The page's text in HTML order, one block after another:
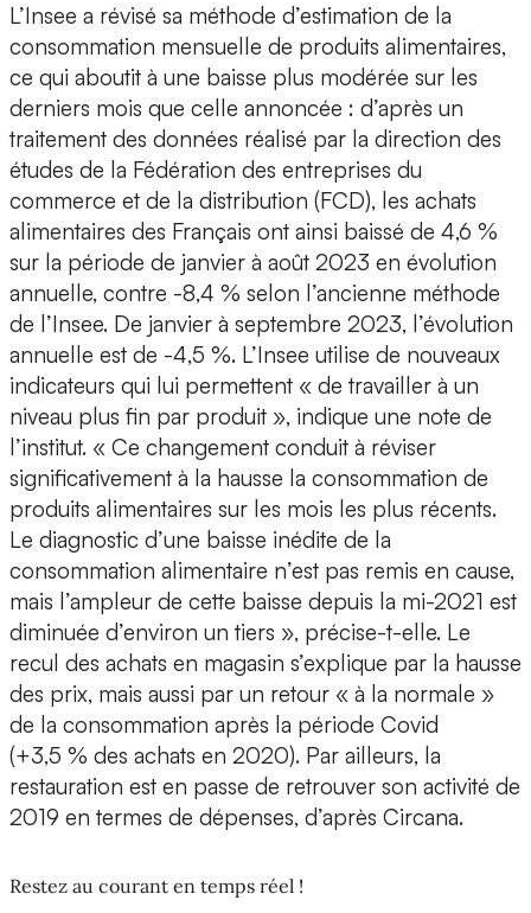
L’Insee a révisé sa méthode d’estimation de la
consommation mensuelle de produits alimentaires,
ce qui aboutit à une baisse plus modérée sur les
derniers mois que celle annoncée : d’après un
traitement des données réalisé par la direction des
études de la Fédération des entreprises du
commerce et de la distribution (FCD), les achats
alimentaires des Français ont ainsi baissé de 4,6 %
sur la période de janvier à août 2023 en évolution
annuelle, contre -8,4 % selon l’ancienne méthode
de l’Insee. De janvier à septembre 2023, l’évolution
annuelle est de -4,5 %. L’Insee utilise de nouveaux
indicateurs qui lui permettent « de travailler à un
niveau plus fin par produit », indique une note de
l’institut. « Ce changement conduit à réviser
significativement à la hausse la consommation de
produits alimentaires sur les mois les plus récents.
Le diagnostic d’une baisse inédite de la
consommation alimentaire n’est pas remis en cause,
mais l’ampleur de cette baisse depuis la mi-2021 est
diminuée d’environ un tiers », précise-t-elle. Le
recul des achats en magasin s’explique par la hausse
des prix, mais aussi par un retour « à la normale »
de la consommation après la période Covid
(+3,5 % des achats en 2020). Par ailleurs, la
restauration est en passe de retrouver son activité de
2019 en termes de dépenses, d’après Circana.
Restez au courant en temps réel !